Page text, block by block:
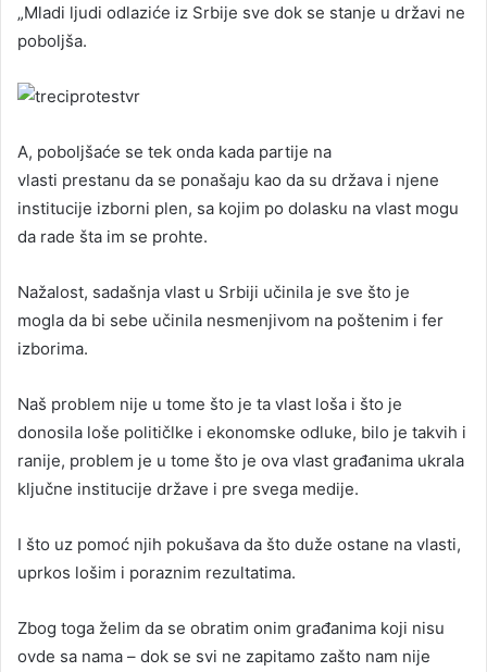
„Mladi ljudi odlaziće iz Srbije sve dok se stanje u državi ne
poboljša.
A, poboljšaće se tek onda kada partije na
vlasti prestanu da se ponašaju kao da su država i njene
institucije izborni plen, sa kojim po dolasku na vlast mogu
da rade šta im se prohte.
Nažalost, sadašnja vlast u Srbiji učinila je sve što je
mogla da bi sebe učinila nesmenjivom na poštenim i fer
izborima.
Naš problem nije u tome što je ta vlast loša i što je
donosila loše političlke i ekonomske odluke, bilo je takvih i
ranije, problem je u tome što je ova vlast građanima ukrala
ključne institucije države i pre svega medije.
I što uz pomoć njih pokušava da što duže ostane na vlasti,
uprkos lošim i poraznim rezultatima.
Zbog toga želim da se obratim onim građanima koji nisu
ovde sa nama – dok se svi ne zapitamo zašto nam nije